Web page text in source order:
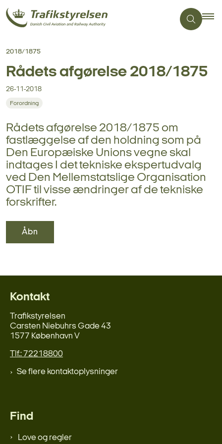
2018/1875
Rådets afgørelse 2018/1875
26-11-2018
Forordning
Rådets afgørelse 2018/1875 om
fastlæggelse af den holdning som på
Den Europæiske Unions vegne skal
indtages I det tekniske ekspertudvalg
ved Den Mellemstatslige Organisation
OTIF til visse ændringer af de tekniske
forskrifter.
Åbn
Kontakt
Trafikstyrelsen
Carsten Niebuhrs Gade 43
1577 København V
Tlf.: 72218800
Se flere kontaktoplysninger
Find
Love og regler